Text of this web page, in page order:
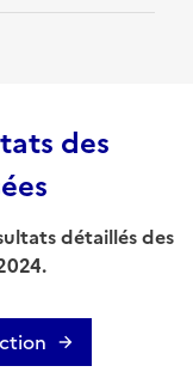
des
détaillés des